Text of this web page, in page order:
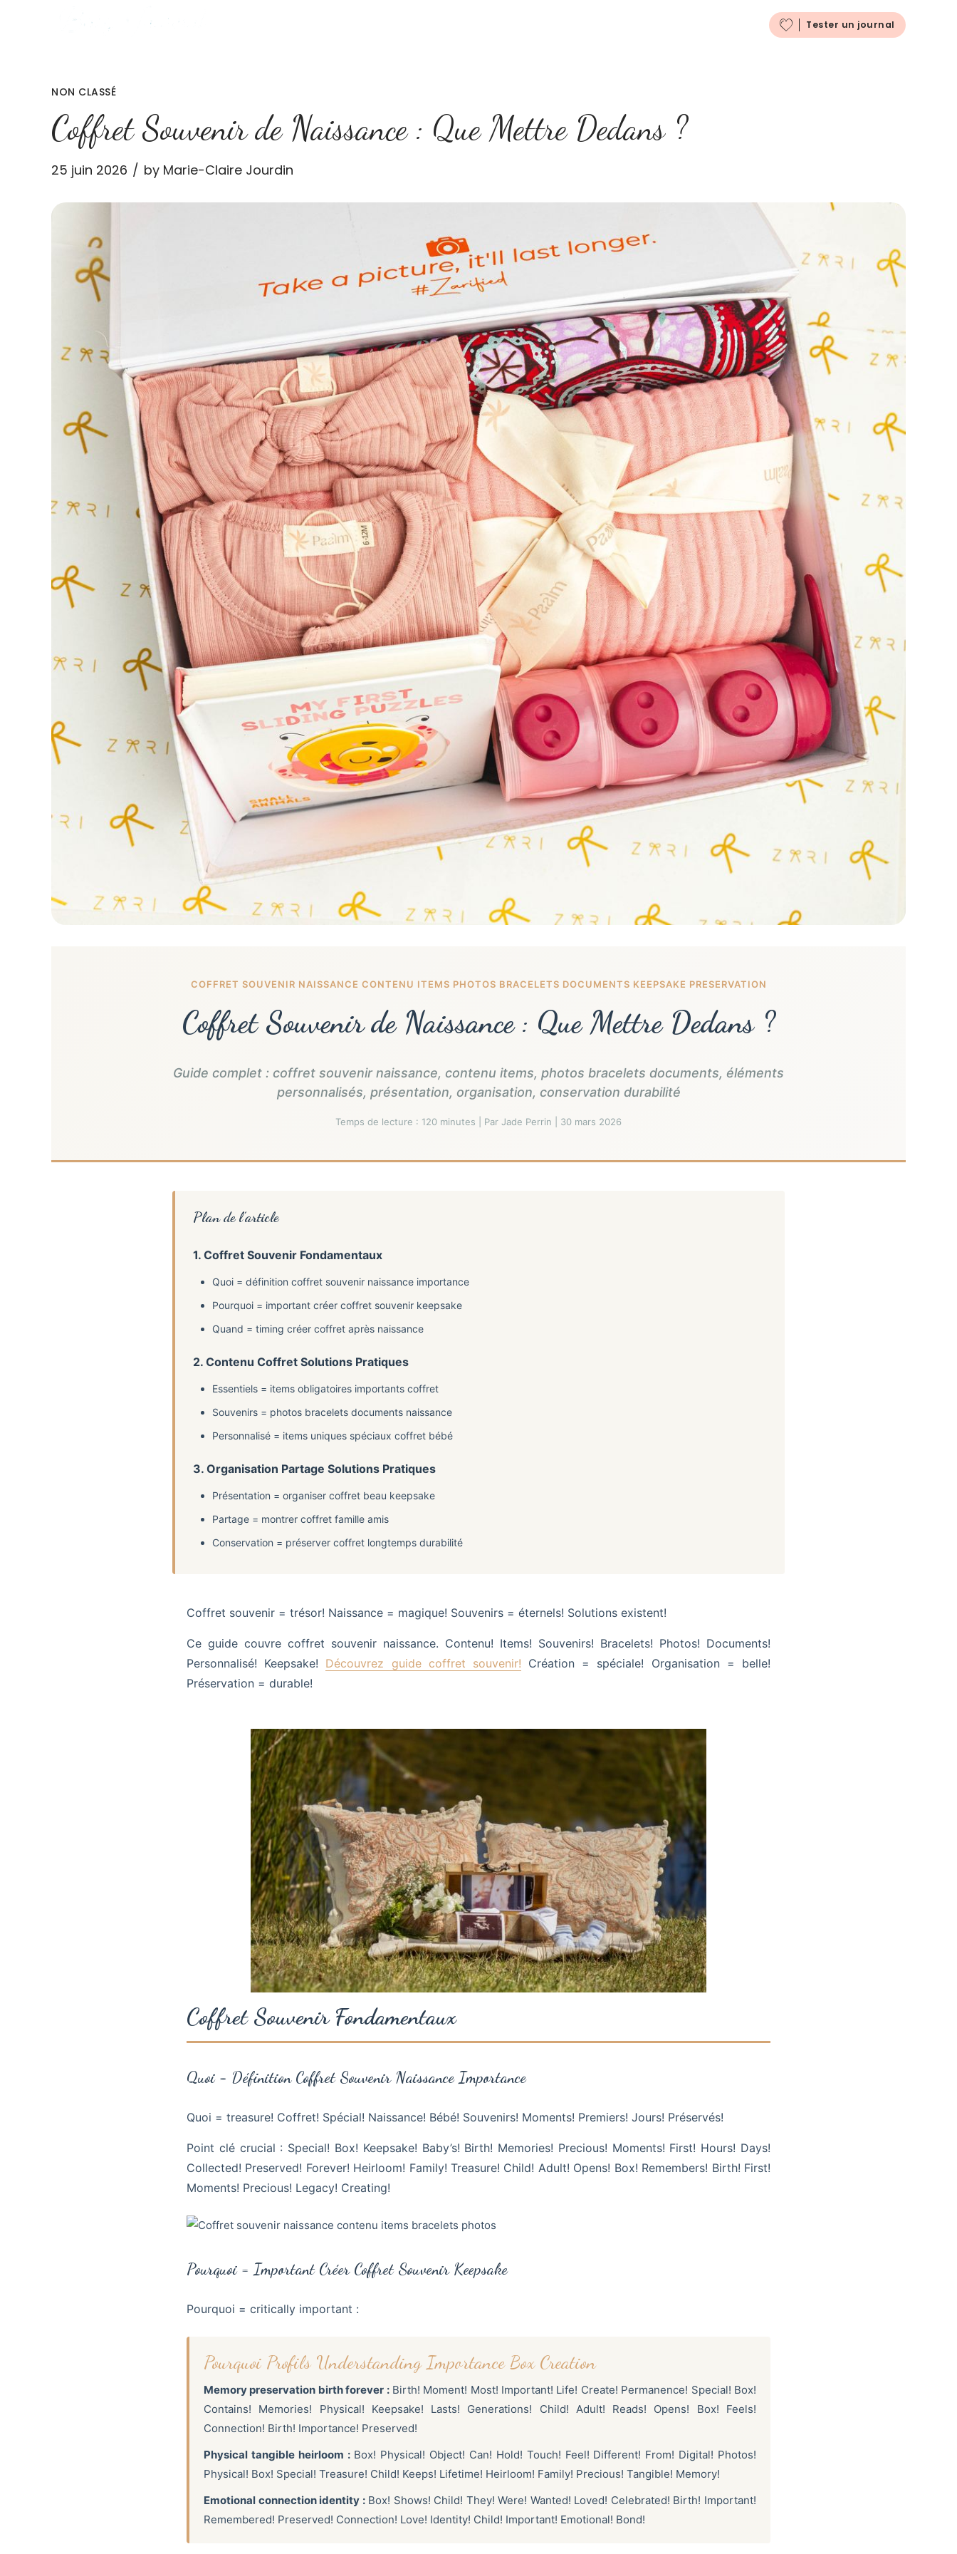
Tester un journal
NON CLASSÉ
Coffret Souvenir de Naissance : Que Mettre Dedans ?
25 juin 2026 by Marie-Claire Jourdin
COFFRET SOUVENIR NAISSANCE CONTENU ITEMS PHOTOS BRACELETS DOCUMENTS KEEPSAKE PRESERVATION
Coffret Souvenir de Naissance : Que Mettre Dedans ?
Guide complet : coffret souvenir naissance, contenu items, photos bracelets documents, éléments
personnalisés, présentation, organisation, conservation durabilité
Temps de lecture : 120 minutes | Par Jade Perrin | 30 mars 2026
Plan de l’article
1. Coffret Souvenir Fondamentaux
Quoi = définition coffret souvenir naissance importance
Pourquoi = important créer coffret souvenir keepsake
Quand = timing créer coffret après naissance
2. Contenu Coffret Solutions Pratiques
Essentiels = items obligatoires importants coffret
Souvenirs = photos bracelets documents naissance
Personnalisé = items uniques spéciaux coffret bébé
3. Organisation Partage Solutions Pratiques
Présentation = organiser coffret beau keepsake
Partage = montrer coffret famille amis
Conservation = préserver coffret longtemps durabilité
Coffret souvenir = trésor! Naissance = magique! Souvenirs = éternels! Solutions existent!
Ce guide couvre coffret souvenir naissance. Contenu! Items! Souvenirs! Bracelets! Photos! Documents!
Personnalisé! Keepsake! Découvrez guide coffret souvenir! Création = spéciale! Organisation = belle!
Préservation = durable!
Coffret Souvenir Fondamentaux
Quoi = Définition Coffret Souvenir Naissance Importance
Quoi = treasure! Coffret! Spécial! Naissance! Bébé! Souvenirs! Moments! Premiers! Jours! Préservés!
Point clé crucial : Special! Box! Keepsake! Baby’s! Birth! Memories! Precious! Moments! First! Hours! Days!
Collected! Preserved! Forever! Heirloom! Family! Treasure! Child! Adult! Opens! Box! Remembers! Birth! First!
Moments! Precious! Legacy! Creating!
Pourquoi = Important Créer Coffret Souvenir Keepsake
Pourquoi = critically important :
Pourquoi Profils Understanding Importance Box Creation
Memory preservation birth forever :Birth! Moment! Most! Important! Life! Create! Permanence! Special! Box!
Contains! Memories! Physical! Keepsake! Lasts! Generations! Child! Adult! Reads! Opens! Box! Feels!
Connection! Birth! Importance! Preserved!
Physical tangible heirloom :Box! Physical! Object! Can! Hold! Touch! Feel! Different! From! Digital! Photos!
Physical! Box! Special! Treasure! Child! Keeps! Lifetime! Heirloom! Family! Precious! Tangible! Memory!
Emotional connection identity :Box! Shows! Child! They! Were! Wanted! Loved! Celebrated! Birth! Important!
Remembered! Preserved! Connection! Love! Identity! Child! Important! Emotional! Bond!